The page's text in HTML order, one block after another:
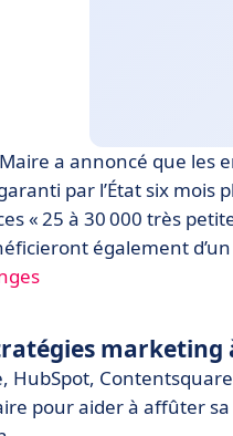
a annoncé que
par l’État six mois
« 25 à 30 000 très
également
marketing
HubSpot,
pour aider à affûter